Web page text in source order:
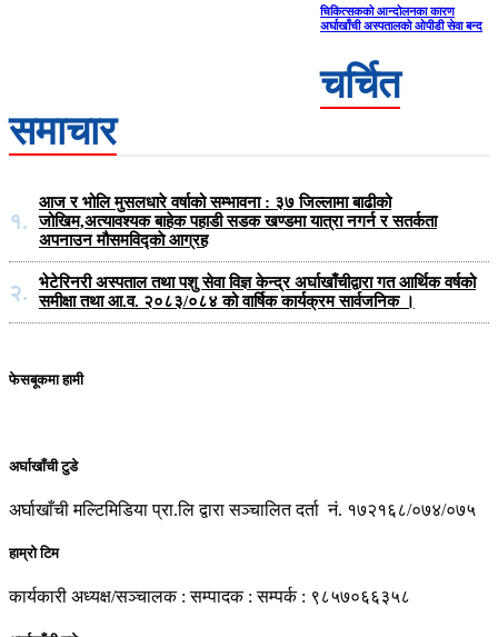
चिकित्सकको आन्दोलनका कारण
अर्घाखाँची अस्पतालको ओपीडी सेवा बन्द
चर्चित
समाचार
१.
आज र भोलि मुसलधारे वर्षाको सम्भावना : ३७ जिल्लामा बाढीको
जोखिम,अत्यावश्यक बाहेक पहाडी सडक खण्डमा यात्रा नगर्न र सतर्कता
अपनाउन मौसमविद्काे आग्रह
२.
भेटेरिनरी अस्पताल तथा पशु सेवा विज्ञ केन्द्र अर्घाखाँचीद्वारा गत आर्थिक वर्षको
समीक्षा तथा आ.व. २०८३/०८४ को वार्षिक कार्यक्रम सार्वजनिक ।
फेसबूकमा हामी
अर्घाखाँची टुडे
अर्घाखाँची मल्टिमिडिया प्रा.लि द्वारा सञ्चालित दर्ता नं. १७२१६८/०७४/०७५
हाम्रो टिम
कार्यकारी अध्यक्ष/सञ्चालक : सम्पादक : सम्पर्क : ९८५७०६६३५८